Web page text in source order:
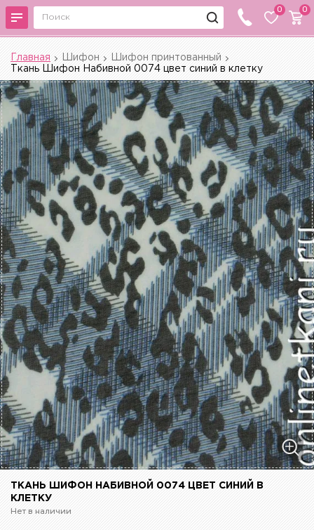
0 0
Главная Шифон
Шифон принтованный
Ткань Шифон Набивной 0074 цвет синий в клетку
ТКАНЬ ШИФОН НАБИВНОЙ 0074 ЦВЕТ СИНИЙ В
КЛЕТКУ
Нет в наличии